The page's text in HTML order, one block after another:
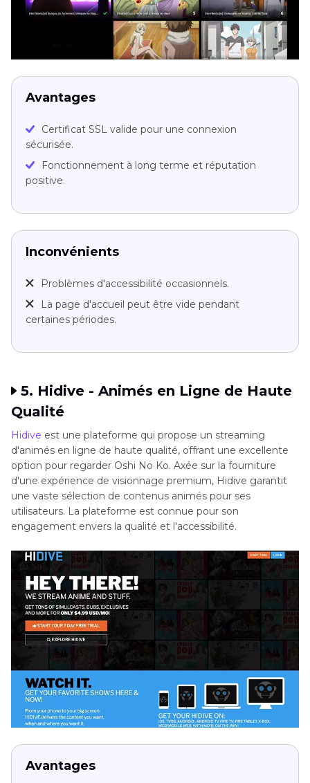
Avantages
Certificat SSL valide pour une connexion
sécurisée.
Fonctionnement à long terme et réputation
positive.
Inconvénients
Problèmes d'accessibilité occasionnels.
La page d'accueil peut être vide pendant
certaines périodes.
5. Hidive - Animés en Ligne de Haute
Qualité
Hidive est une plateforme qui propose un streaming
d'animés en ligne de haute qualité, offrant une excellente
option pour regarder Oshi No Ko. Axée sur la fourniture
d'une expérience de visionnage premium, Hidive garantit
une vaste sélection de contenus animés pour ses
utilisateurs. La plateforme est connue pour son
engagement envers la qualité et l'accessibilité.
Avantages